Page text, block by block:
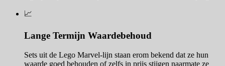
📈
Lange Termijn Waardebehoud
Sets uit de Lego Marvel-lijn staan erom bekend dat ze hun
waarde goed behouden of zelfs in prijs stijgen naarmate ze